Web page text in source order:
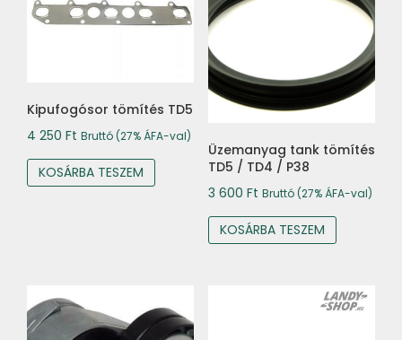
Kipufogósor tömítés TD5
4 250 Ft Bruttó (27% ÁFA-val)
KOSÁRBA TESZEM
Üzemanyag tank tömítés
TD5 / TD4 / P38
3 600 Ft Bruttó (27% ÁFA-val)
KOSÁRBA TESZEM